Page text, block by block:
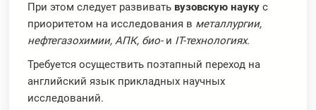
При этом следует развивать вузовскую науку с
приоритетом на исследования в металлургии,
нефтегазохимии, АПК, био- и IT-технологиях.
Требуется осуществить поэтапный переход на
английский язык прикладных научных
исследований.